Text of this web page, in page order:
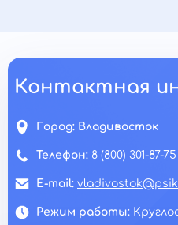
Контактная
Город: Владивосток
Телефон: 8 (800) 301-87-75
E-mail:
Режим работы: